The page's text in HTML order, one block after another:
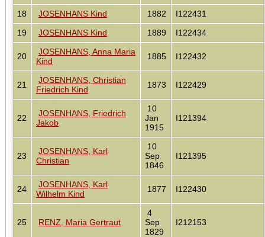
18 JOSENHANS Kind 1882
I122431
19
JOSENHANS Kind 1889 I122434
20
JOSENHANS, Anna Maria
Kind
1885 I122432
21
JOSENHANS, Christian
Friedrich Kind
1873 I122429
22
JOSENHANS, Friedrich
Jakob
10
Jan
1915
I121394
23
JOSENHANS, Karl
Christian
10
Sep
1846
I121395
24
JOSENHANS, Karl
Wilhelm Kind
1877 I122430
25 RENZ, Maria Gertraut
4
Sep
1829
I212153